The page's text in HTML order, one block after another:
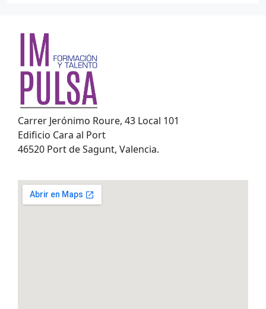
Carrer Jerónimo Roure, 43 Local 101
Edificio Cara al Port
46520 Port de Sagunt, Valencia.